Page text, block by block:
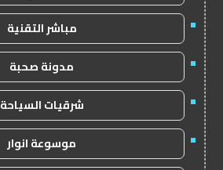
مباشر التقنية
مدونة صحبة
شرقيات السياحة
موسوعة انوار